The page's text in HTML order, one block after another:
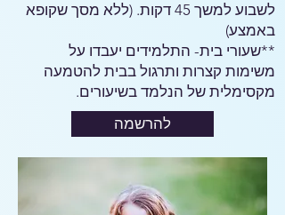
לשבוע למשך 45 דקות. (ללא מסך שקופא
באמצע)
**שעורי בית- התלמידים יעבדו על
משימות קצרות ותרגול בבית להטמעה
מקסימלית של הנלמד בשיעורים.
להרשמה